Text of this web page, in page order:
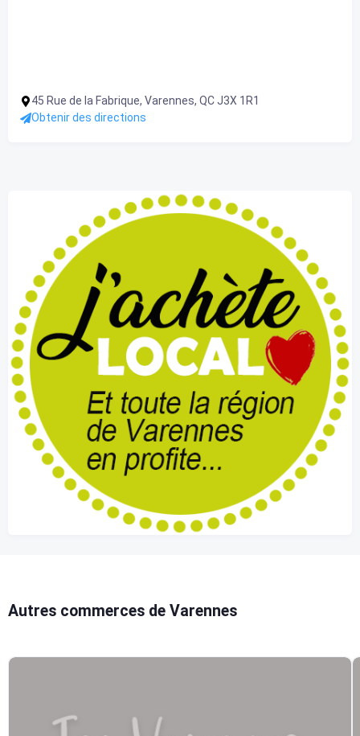
45 Rue de la Fabrique, Varennes, QC J3X 1R1
Obtenir des directions
Autres commerces de Varennes